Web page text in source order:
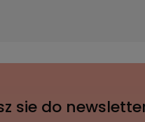
sie do